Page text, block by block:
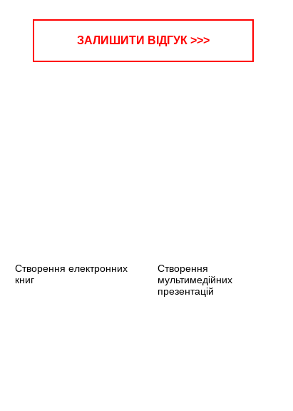
ЗАЛИШИТИ ВІДГУК >>>
Створення електронних
книг
Створення
мультимедійних
презентацій